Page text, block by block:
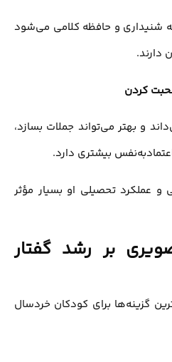
شنیداری و حافظه کلامی می‌شود
دارند.
کردن
و بهتر می‌تواند جملات بسازد،
بیشتری دارد.
و عملکرد تحصیلی او بسیار مؤثر
بر رشد گفتار
گزینه‌ها برای کودکان خردسال